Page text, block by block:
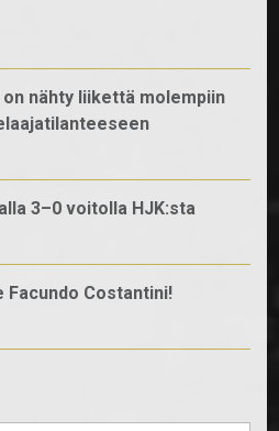
nähty liikettä molempiin
3–0 voitolla HJK:sta
Costantini!